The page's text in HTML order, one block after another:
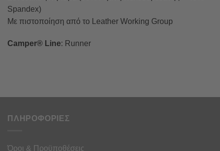
Spandex)
Με πιστοποίηση από το Leather Working Group
Camper® Line: Runner
ΠΛΗΡΟΦΟΡΙΕΣ
Όροι & Προϋποθέσεις